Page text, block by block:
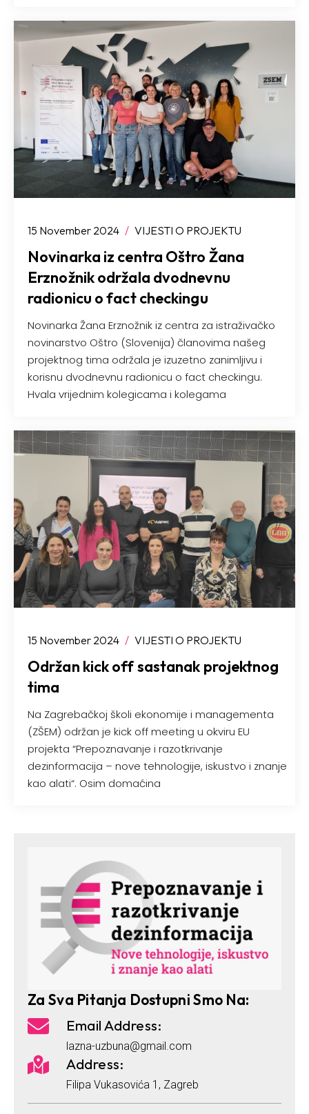
Za Sva Pitanja Dostupni Smo Na:
Email Address:
lazna-uzbuna@gmail.com
Address:
Filipa Vukasovića 1, Zagreb
15 November 2024 / VIJESTI O PROJEKTU
Novinarka iz centra Oštro Žana
Erznožnik održala dvodnevnu
radionicu o fact checkingu
Novinarka Žana Erznožnik iz centra za istraživačko
novinarstvo Oštro (Slovenija) članovima našeg
projektnog tima održala je izuzetno zanimljivu i
korisnu dvodnevnu radionicu o fact checkingu.
Hvala vrijednim kolegicama i kolegama
15 November 2024 / VIJESTI O PROJEKTU
Održan kick off sastanak projektnog
tima
Na Zagrebačkoj školi ekonomije i managementa
(ZŠEM) održan je kick off meeting u okviru EU
projekta “Prepoznavanje i razotkrivanje
dezinformacija – nove tehnologije, iskustvo i znanje
kao alati“. Osim domaćina